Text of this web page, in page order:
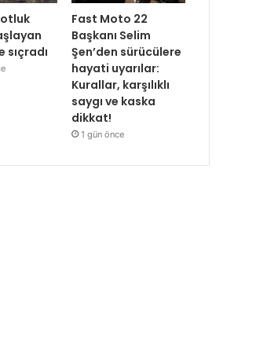
otluk
sıçradı
Fast Moto 22
Başkanı Selim
Şen’den sürücülere
hayati uyarılar:
Kurallar, karşılıklı
saygı ve kaska
dikkat!
1 gün önce